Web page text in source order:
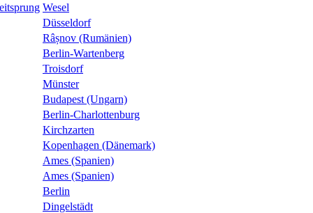
Wesel
Düsseldorf
Râșnov (Rumänien)
Berlin-Wartenberg
Troisdorf
Münster
Budapest (Ungarn)
Berlin-Charlottenburg
Kirchzarten
Kopenhagen (Dänemark)
Ames (Spanien)
Ames (Spanien)
Berlin
Dingelstädt